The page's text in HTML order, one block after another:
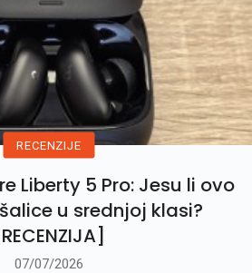
RECENZIJE
Liberty 5 Pro: Jesu li ovo
u srednjoj klasi?
07/07/2026